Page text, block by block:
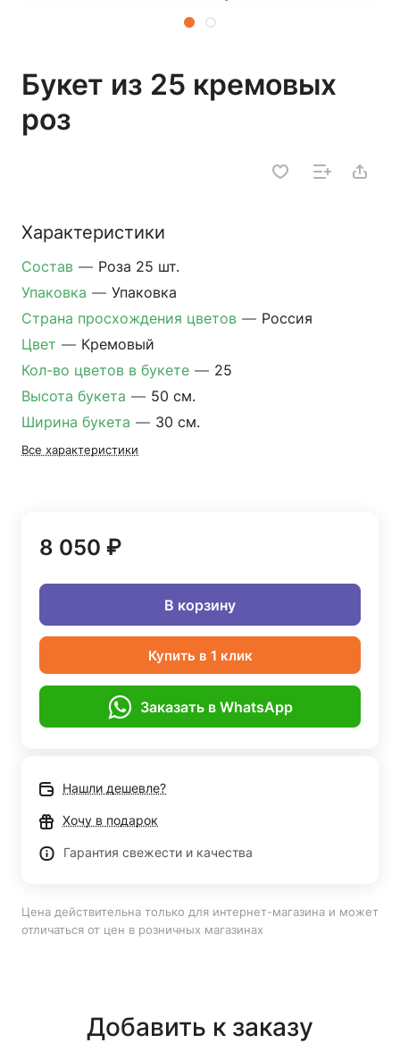
Букет из 25 кремовых
роз
Характеристики
Состав — Роза 25 шт.
Упаковка — Упаковка
Страна просхождения цветов — Россия
Цвет — Кремовый
Кол-во цветов в букете — 25
Высота букета — 50 см.
Ширина букета — 30 см.
Все характеристики
8 050 ₽
В корзину
Купить в 1 клик
Заказать в WhatsApp
Нашли дешевле?
Хочу в подарок
Гарантия свежести и качества
Цена действительна только для интернет-магазина и может
отличаться от цен в розничных магазинах
Добавить к заказу